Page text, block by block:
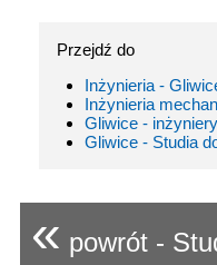
Przejdź do
Inżynieria -
Inżynieria
Gliwice -
Gliwice - Studia
« powrót -